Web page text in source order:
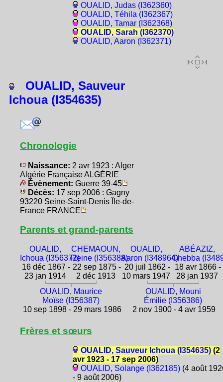
OUALID, Judas (I362360)
OUALID, Téhila (I362367)
OUALID, Tamar (I362368)
OUALID, Sarah (I362370)
OUALID, Aaron (I362371)
OUALID, Sauveur
Ichoua (I354635)
Chronologie
Naissance: 2 avr 1923 : Alger
Algérie Française ALGÉRIE
Évènement: Guerre 39-45
Décès: 17 sep 2006 : Gagny
93220 Seine-Saint-Denis Île-de-
France FRANCE
Parents et grand-parents
OUALID,
Ichoua (I356372)
16 déc 1867 -
23 jan 1914
CHEMAOUN,
Reine (I356388)
22 sep 1875 -
2 déc 1913
OUALID,
Aaron (I348964)
20 juil 1862 -
10 mars 1947
ABÉAZIZ,
Chebba
18 avr 1866 -
28 jan 1937
OUALID, Maurice
Moïse (I356387)
10 sep 1898 - 29 mars 1986
OUALID, Mouni
Émilie (I356386)
2 nov 1900 - 4 avr 1959
Frères et sœurs
OUALID, Sauveur Ichoua (I354635)(2
avr 1923 - 17 sep 2006)
OUALID, Solange (I362185)(4 août
- 9 août 2006)